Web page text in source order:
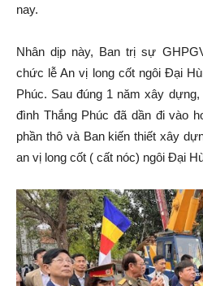
nay.
Nhân dịp này, Ban trị sự
chức lễ An vị long cốt ngôi Đại
Phúc. Sau đúng 1 năm xây
đình Thắng Phúc đã dần đi vào
phần thô và Ban kiến thiết xây
an vị long cốt ( cất nóc) ngôi Đại